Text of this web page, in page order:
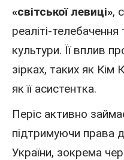
«світської левиці»,
реаліті-
культури. Її вплив
зірках, таких як Кім
як її асистентка.
Періс активно
підтримуючи права
України, зокрема